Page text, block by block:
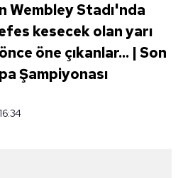
Wembley Stadı'nda
kesecek olan yarı
öne çıkanlar... | Son
Şampiyonası